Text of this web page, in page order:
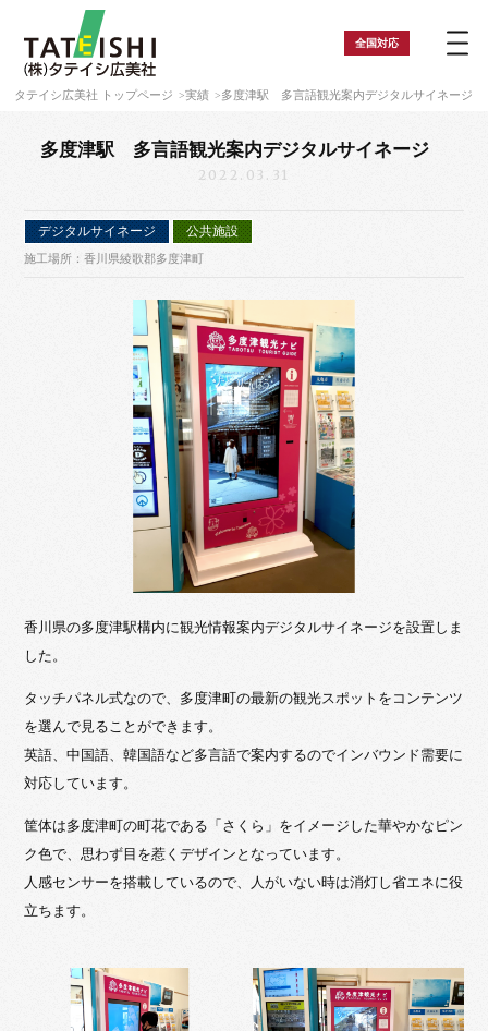
全国対応
タテイシ広美社 トップページ 実績 多度津駅 多言語観光案内デジタルサイネージ
多度津駅 多言語観光案内デジタルサイネージ
2022.03.31
デジタルサイネージ 公共施設
施工場所：香川県綾歌郡多度津町
香川県の多度津駅構内に観光情報案内デジタルサイネージを設置しま
した。
タッチパネル式なので、多度津町の最新の観光スポットをコンテンツ
を選んで見ることができます。
英語、中国語、韓国語など多言語で案内するのでインバウンド需要に
対応しています。
筐体は多度津町の町花である「さくら」をイメージした華やかなピン
ク色で、思わず目を惹くデザインとなっています。
人感センサーを搭載しているので、人がいない時は消灯し省エネに役
立ちます。